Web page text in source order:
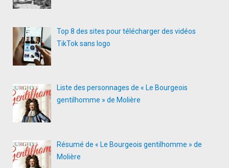
Top 8 des sites pour télécharger des vidéos
TikTok sans logo
Liste des personnages de « Le Bourgeois
gentilhomme » de Molière
Résumé de « Le Bourgeois gentilhomme » de
Molière